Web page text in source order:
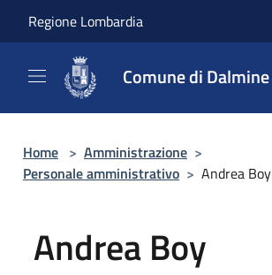
Regione Lombardia
Comune di Dalmine
Home > Amministrazione >
Personale amministrativo > Andrea Boy
Andrea Boy